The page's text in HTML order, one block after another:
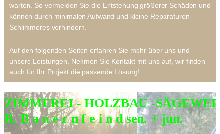
warten. So vermeiden Sie die Entstehung größerer Schäden und
können durch minimalen Aufwand und kleine Reparaturen
Schlimmeres verhindern.
Auf den folgenden Seiten erfahren Sie mehr über uns und
unsere Leistungen. Nehmen Sie Kontakt mit uns auf, wir finden
auch für Ihr Projekt die passende Lösung!
ZIMMEREI - HOLZBAU -
R. B a u e r n f e i n d sen. + jun.